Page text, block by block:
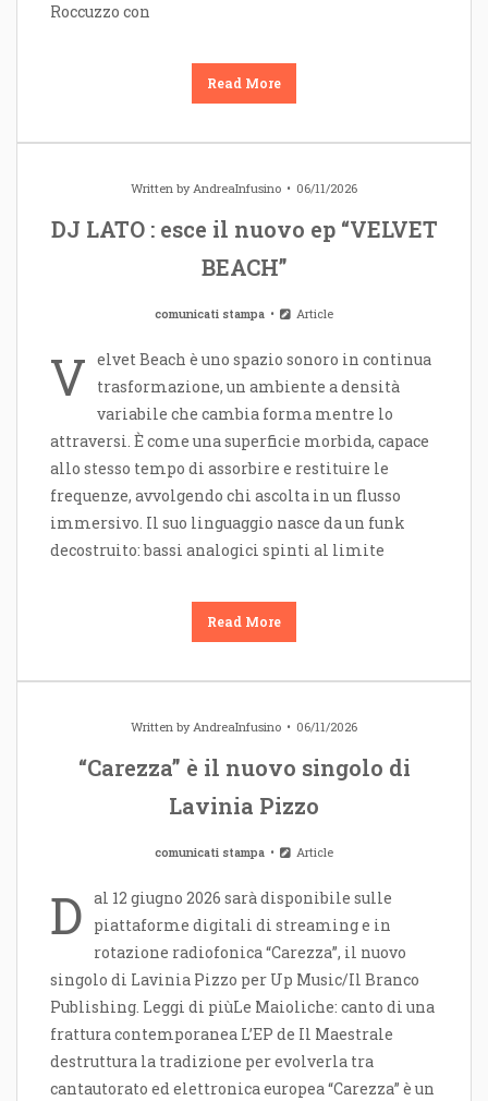
Roccuzzo con
Read More
Written byAndreaInfusino 06/11/2026
DJ LATO : esce il nuovo ep “VELVET
BEACH”
comunicati stampa Article
V elvet Beach è uno spazio sonoro in continua
trasformazione, un ambiente a densità
variabile che cambia forma mentre lo
attraversi. È come una superficie morbida, capace
allo stesso tempo di assorbire e restituire le
frequenze, avvolgendo chi ascolta in un flusso
immersivo. Il suo linguaggio nasce da un funk
decostruito: bassi analogici spinti al limite
Read More
Written byAndreaInfusino 06/11/2026
“Carezza” è il nuovo singolo di
Lavinia Pizzo
comunicati stampa Article
D al 12 giugno 2026 sarà disponibile sulle
piattaforme digitali di streaming e in
rotazione radiofonica “Carezza”, il nuovo
singolo di Lavinia Pizzo per Up Music/Il Branco
Publishing. Leggi di piùLe Maioliche: canto di una
frattura contemporanea L’EP de Il Maestrale
destruttura la tradizione per evolverla tra
cantautorato ed elettronica europea “Carezza” è un